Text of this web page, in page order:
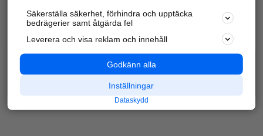
Säkerställa säkerhet, förhindra och upptäcka
bedrägerier samt åtgärda fel
Leverera och visa reklam och innehåll
Godkänn alla
Inställningar
Dataskydd